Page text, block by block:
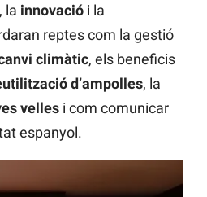
, la innovació i la
reptes com la gestió
climàtic, els beneficis
d’ampolles, la
velles i com comunicar
espanyol.